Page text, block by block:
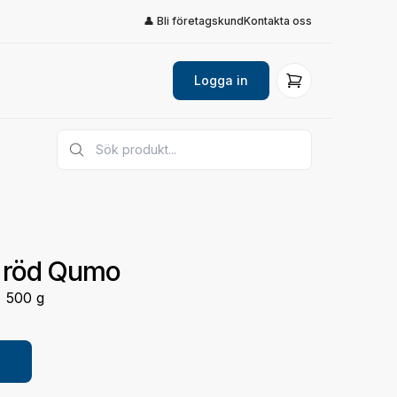
👤 Bli företagskundKontakta oss
Logga in
Qumo
500 g